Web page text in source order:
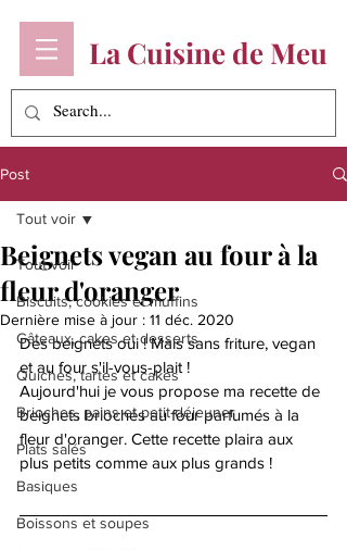
La Cuisine de Meu
Post
Tout voir
Biscuits, cookies et muffins
Gâteaux, cakes et desserts
Quiches, tartes et cakes
Brioches, pains et petit-déjeuner
Plats salés
Basiques
Boissons et soupes
Tout voir
Beignets vegan au four à la
fleur d'oranger
Dernière mise à jour : 11 déc. 2020
Des beignets oui ! Mais sans friture, vegan
et au four s'il-vous-plait !
Aujourd'hui je vous propose ma recette de
beignets briochés au four parfumés à la
fleur d'oranger. Cette recette plaira aux
plus petits comme aux plus grands !